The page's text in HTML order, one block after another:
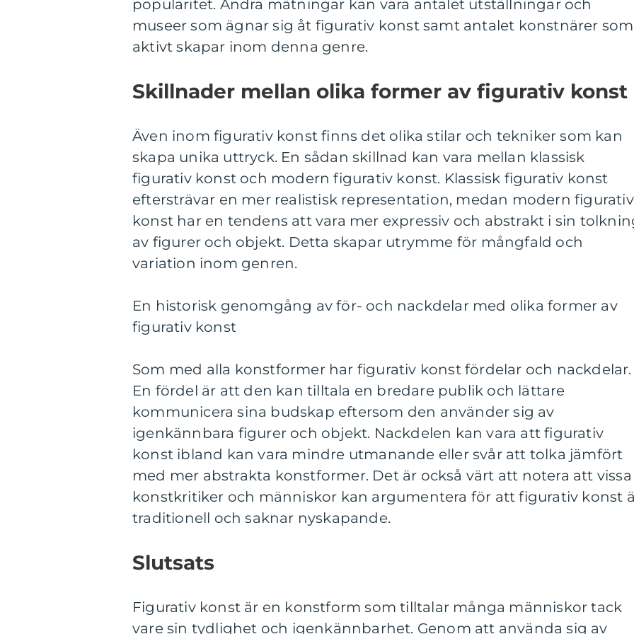
popularitet. Andra mätningar kan vara antalet utställningar och
museer som ägnar sig åt figurativ konst samt antalet konstnärer som
aktivt skapar inom denna genre.
Skillnader mellan olika former av figurativ konst
Även inom figurativ konst finns det olika stilar och tekniker som kan
skapa unika uttryck. En sådan skillnad kan vara mellan klassisk
figurativ konst och modern figurativ konst. Klassisk figurativ konst
eftersträvar en mer realistisk representation, medan modern figurativ
konst har en tendens att vara mer expressiv och abstrakt i sin
av figurer och objekt. Detta skapar utrymme för mångfald och
variation inom genren.
En historisk genomgång av för- och nackdelar med olika former av
figurativ konst
Som med alla konstformer har figurativ konst fördelar och nackdelar.
En fördel är att den kan tilltala en bredare publik och lättare
kommunicera sina budskap eftersom den använder sig av
igenkännbara figurer och objekt. Nackdelen kan vara att figurativ
konst ibland kan vara mindre utmanande eller svår att tolka jämfört
med mer abstrakta konstformer. Det är också värt att notera att vissa
konstkritiker och människor kan argumentera för att figurativ konst
traditionell och saknar nyskapande.
Slutsats
Figurativ konst är en konstform som tilltalar många människor tack
vare sin tydlighet och igenkännbarhet. Genom att använda sig av